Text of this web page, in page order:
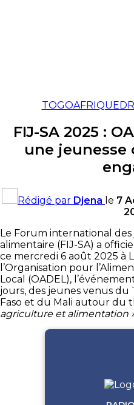
TOGOAFRIQUE
FIJ-SA 2025 :
une
Rédigé par Djena le 7
Le Forum international
alimentaire (FIJ-SA) a
ce mercredi 6 août 2025 à
l’Organisation pour
Local (OADEL),
jours, des jeunes venus
Faso et du Mali autour du
agriculture et alimentation